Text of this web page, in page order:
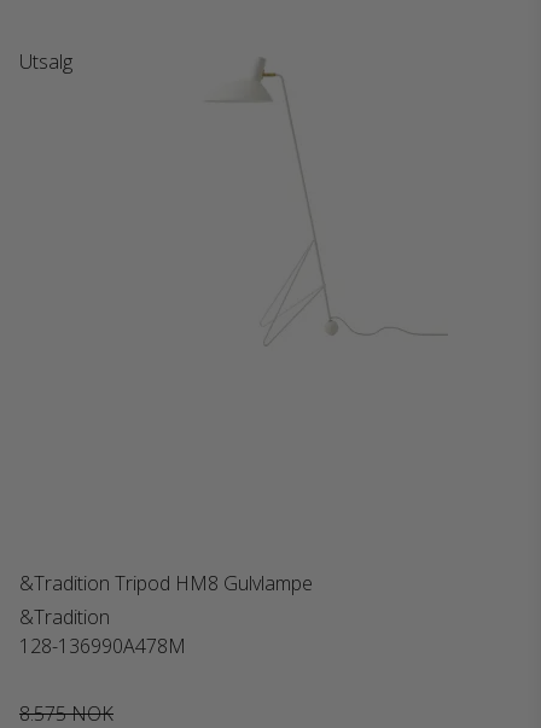
Utsalg
&Tradition Tripod HM8 Gulvlampe
&Tradition
128-136990A478M
8.575 NOK